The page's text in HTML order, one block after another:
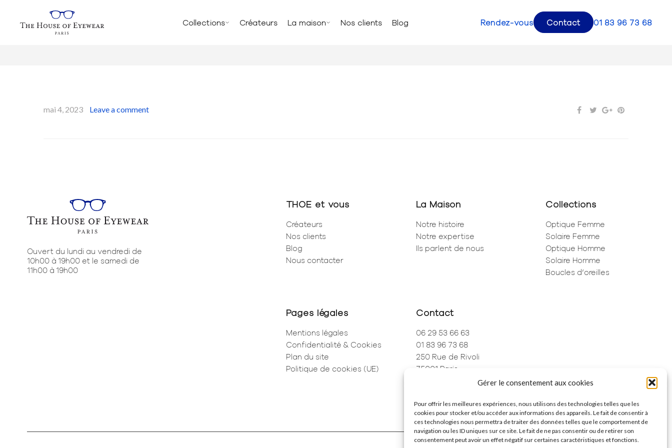
Gérer le consentement aux cookies
Pour offrir les meilleures expériences, nous utilisons des technologies telles que les
cookies pour stocker et/ou accéder aux informations des appareils. Le fait de consentir à
ces technologies nous permettra de traiter des données telles que le comportement de
navigation ou les ID uniques sur ce site. Le fait de ne pas consentir ou de retirer son
consentement peut avoir un effet négatif sur certaines caractéristiques et fonctions.
Collections Créateurs La maison Nos clients Blog Rendez-vous Contact 01 83 96 73 68
mai 4, 2023 Leave a comment
Ouvert du lundi au vendredi de
10h00 à 19h00 et le samedi de
11h00 à 19h00
THOE et vous
Créateurs
Nos clients
Blog
Nous contacter
La Maison
Notre histoire
Notre expertise
Ils parlent de nous
Collections
Optique Femme
Solaire Femme
Optique Homme
Solaire Homme
Boucles d’oreilles
Pages légales
Mentions légales
Confidentialité & Cookies
Plan du site
Politique de cookies (UE)
Contact
06 29 53 66 63
01 83 96 73 68
250 Rue de Rivoli
75001 Paris